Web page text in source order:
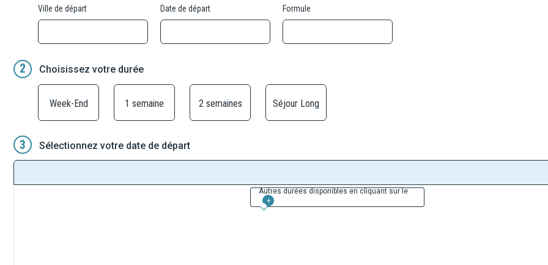
Ville de départ Date de départ Formule
2 Choisissez votre durée
Week-End 1 semaine 2 semaines Séjour Long
3 Sélectionnez votre date de départ
Autres durées disponibles en cliquant sur le
+